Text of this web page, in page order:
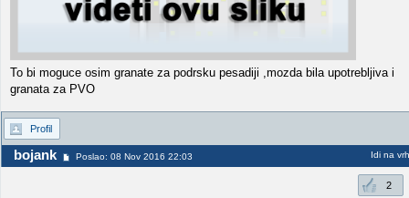
To bi moguce osim granate za podrsku pesadiji ,mozda bila upotrebljiva i
granata za PVO
Profil
bojank Poslao: 08 Nov 2016 22:03 Idi na vrh
2